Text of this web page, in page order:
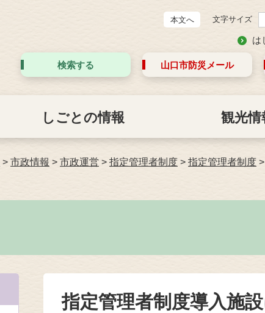
本文へ 文字サイズ
は
検索する 山口市防災 メール
しごとの情報 観光情
> 市政情報 > 市政運営 > 指定管理者制度 > 指定管理者制度 >
指定管理者制度導入施